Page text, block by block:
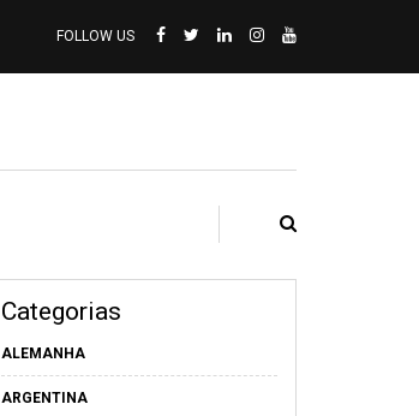
FOLLOW US
Categorias
ALEMANHA
ARGENTINA